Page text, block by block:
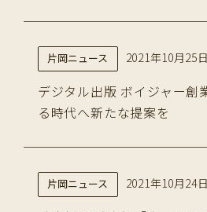
片岡ニュース 2021年10月25
デジタル出版 ボイジャー
る時代へ新たな提案を
片岡ニュース 2021年10月24